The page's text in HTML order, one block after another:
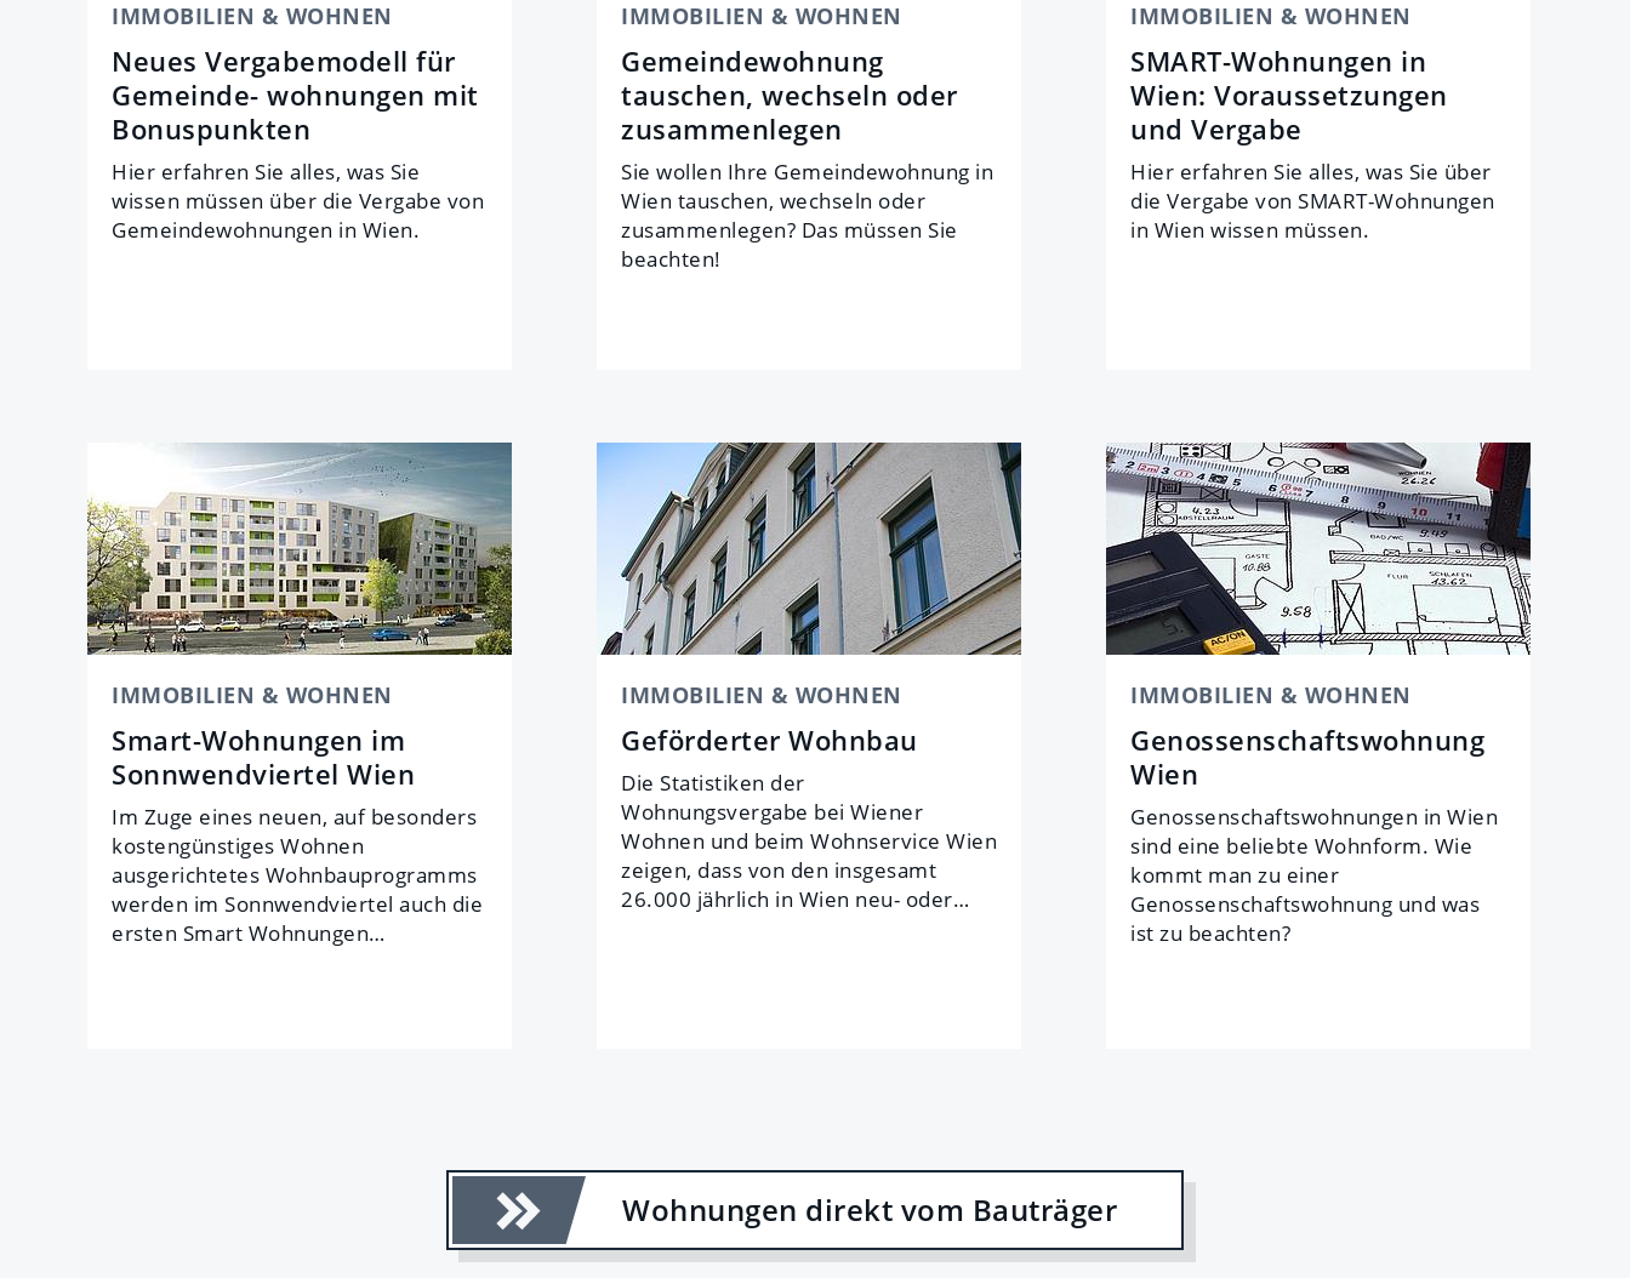
IMMOBILIEN & WOHNEN
Neues Vergabemodell für
Gemeinde- wohnungen mit
Bonuspunkten
Hier erfahren Sie alles, was Sie
wissen müssen über die Vergabe von
Gemeindewohnungen in Wien.
IMMOBILIEN & WOHNEN
Gemeindewohnung
tauschen, wechseln oder
zusammenlegen
Sie wollen Ihre Gemeindewohnung in
Wien tauschen, wechseln oder
zusammenlegen? Das müssen Sie
beachten!
IMMOBILIEN & WOHNEN
SMART-Wohnungen in
Wien: Voraussetzungen
und Vergabe
Hier erfahren Sie alles, was Sie über
die Vergabe von SMART-Wohnungen
in Wien wissen müssen.
IMMOBILIEN & WOHNEN
Smart-Wohnungen im
Sonnwendviertel Wien
Im Zuge eines neuen, auf besonders
kostengünstiges Wohnen
ausgerichtetes Wohnbauprogramms
werden im Sonnwendviertel auch die
ersten Smart Wohnungen…
IMMOBILIEN & WOHNEN
Geförderter Wohnbau
Die Statistiken der
Wohnungsvergabe bei Wiener
Wohnen und beim Wohnservice Wien
zeigen, dass von den insgesamt
26.000 jährlich in Wien neu- oder…
IMMOBILIEN & WOHNEN
Genossenschaftswohnung
Wien
Genossenschaftswohnungen in Wien
sind eine beliebte Wohnform. Wie
kommt man zu einer
Genossenschaftswohnung und was
ist zu beachten?
Wohnungen direkt vom Bauträger